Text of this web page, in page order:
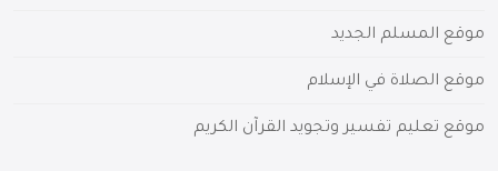
موقع المسلم الجديد
موقع الصلاة في الإسلام
موقع تعليم تفسير وتجويد القرآن الكريم